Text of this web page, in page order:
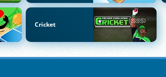
Cricket